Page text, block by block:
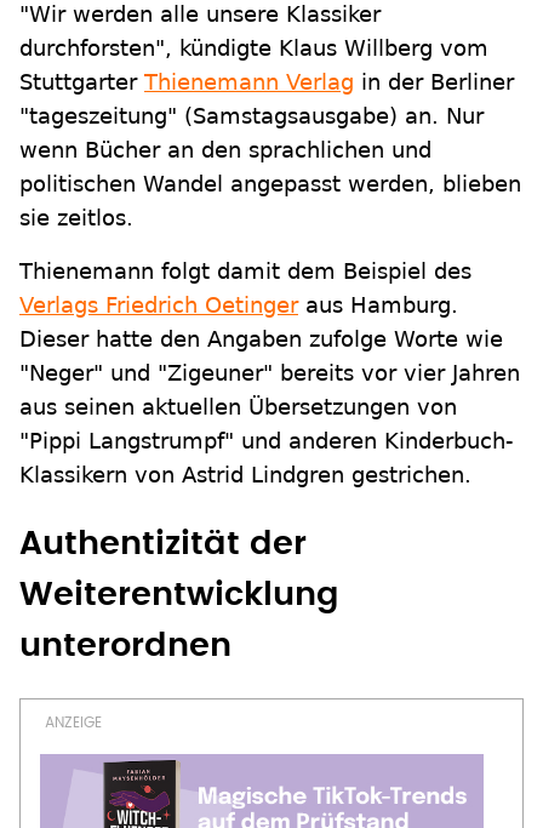
"Wir werden alle unsere Klassiker
durchforsten", kündigte Klaus Willberg vom
Stuttgarter Thienemann Verlag in der Berliner
"tageszeitung" (Samstagsausgabe) an. Nur
wenn Bücher an den sprachlichen und
politischen Wandel angepasst werden, blieben
sie zeitlos.
Thienemann folgt damit dem Beispiel des
Verlags Friedrich Oetingeraus Hamburg.
Dieser hatte den Angaben zufolge Worte wie
"Neger" und "Zigeuner" bereits vor vier Jahren
aus seinen aktuellen Übersetzungen von
"Pippi Langstrumpf" und anderen Kinderbuch-
Klassikern von Astrid Lindgren gestrichen.
Authentizität der
Weiterentwicklung
unterordnen